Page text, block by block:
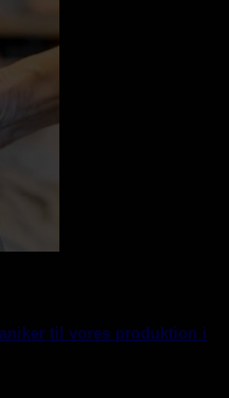
til vores produktion i